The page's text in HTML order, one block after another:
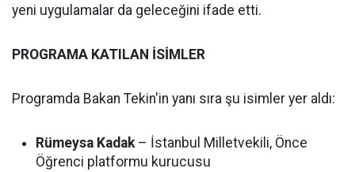
yeni uygulamalar da geleceğini ifade etti.
PROGRAMA KATILAN İSİMLER
Programda Bakan Tekin'in yanı sıra şu isimler yer aldı:
Rümeysa Kadak– İstanbul Milletvekili, Önce
Öğrenci platformu kurucusu